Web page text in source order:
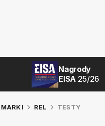
Nagrody
EISA 25/26
MARKI REL TESTY